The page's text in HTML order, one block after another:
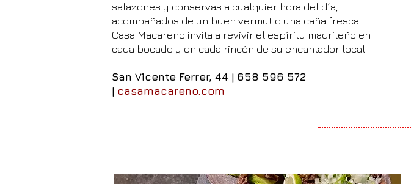
salazones y conservas a cualquier hora del día,
acompañados de un buen vermut o una caña fresca.
Casa Macareno invita a revivir el espíritu madrileño en
cada bocado y en cada rincón de su encantador local.
San Vicente Ferrer, 44 | 658 596 572
| casamacareno.com